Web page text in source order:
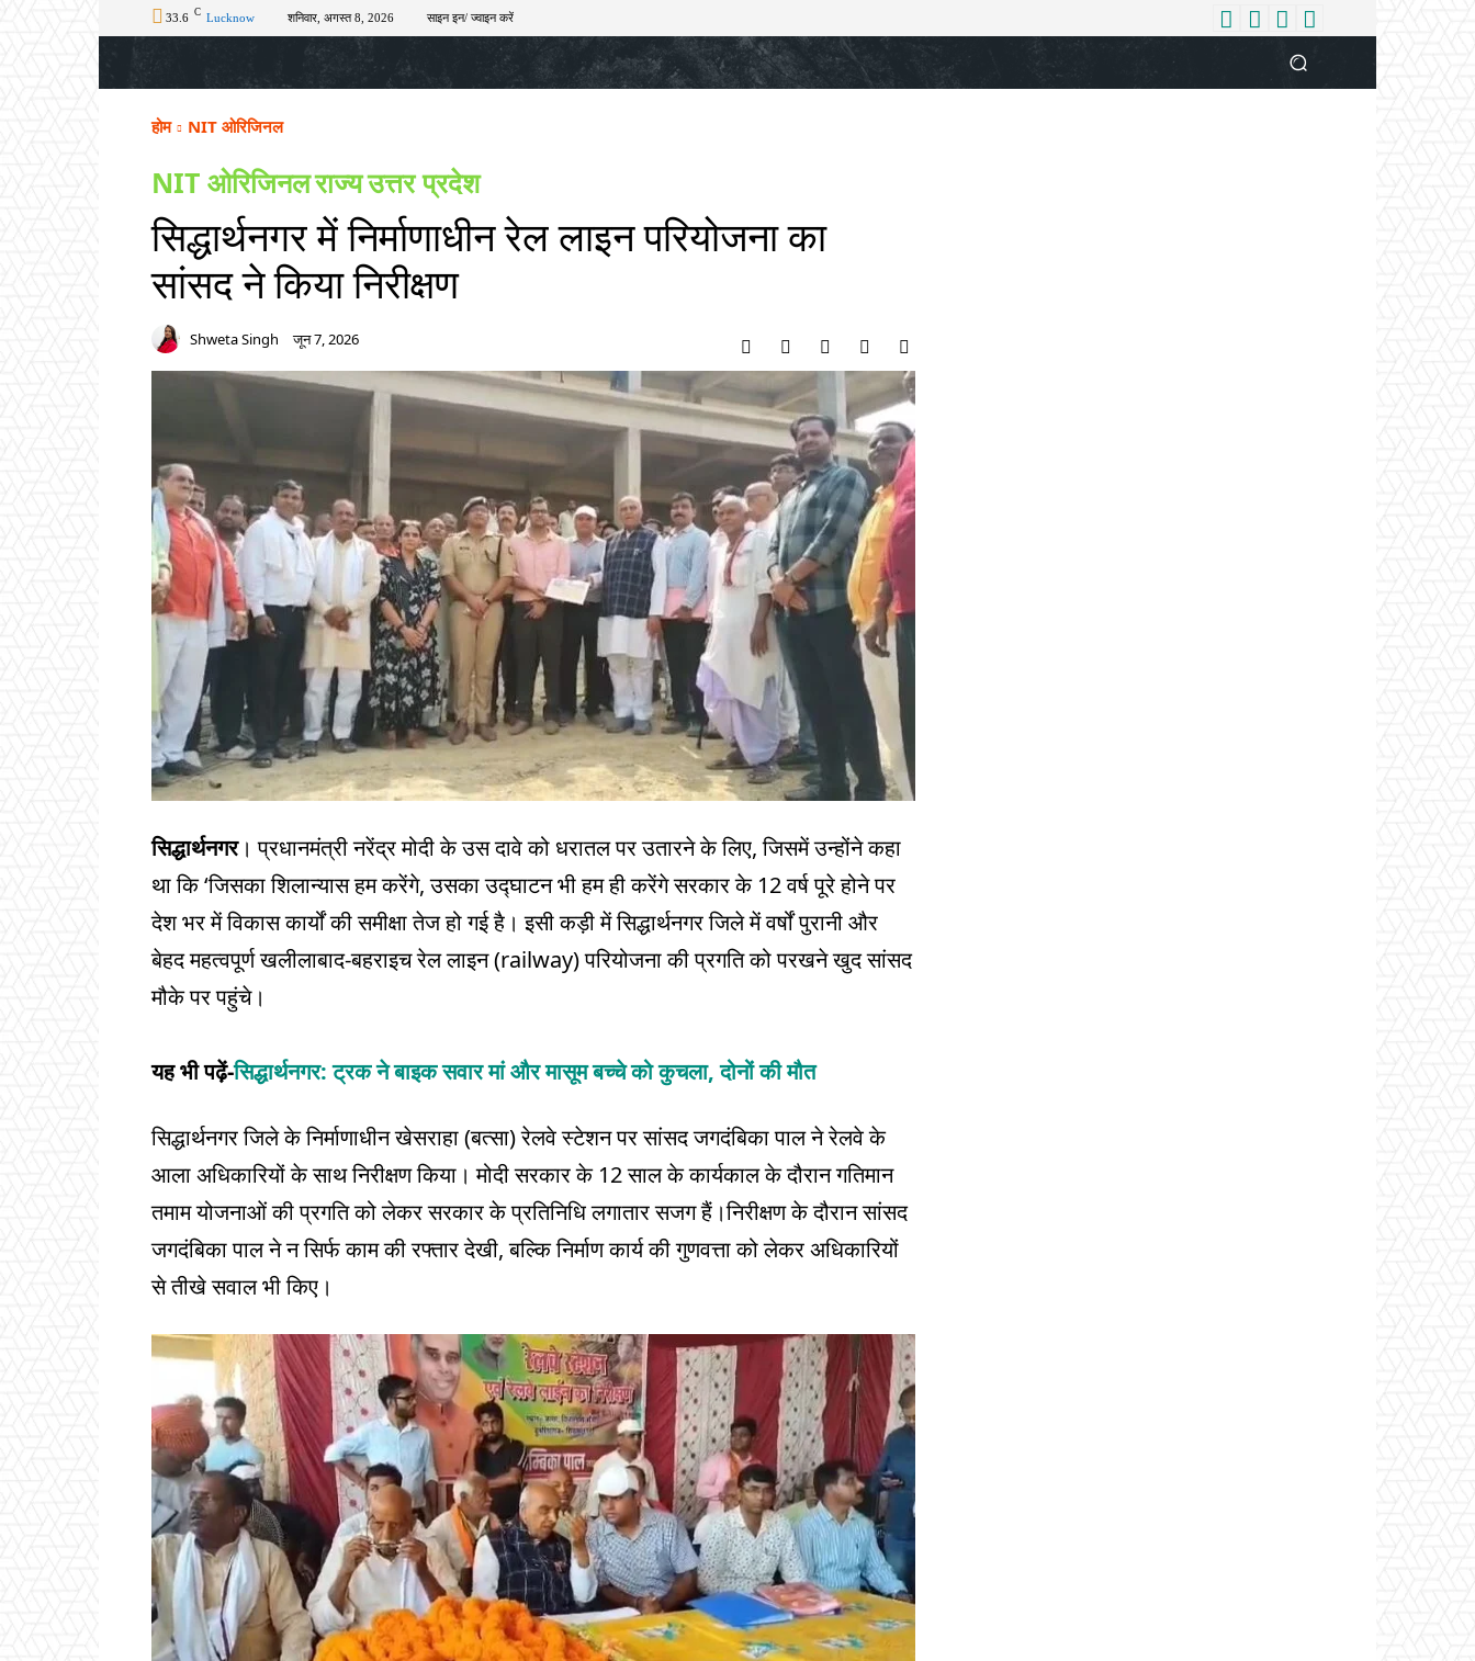
33.6 C Lucknow शनिवार, अगस्त 8, 2026 साइन इन/ ज्वाइन करें
अपराध चुनाव खेल टेक – ऑटो राज्य मनोरंजन लाइफस्टाइल बिजनेस आपकी आवाज
होम NIT ओरिजिनल
NIT ओरिजिनलराज्यउत्तर प्रदेश
सिद्धार्थनगर में निर्माणाधीन रेल लाइन परियोजना का
सांसद ने किया निरीक्षण
Shweta Singh जून 7, 2026
सिद्धार्थनगर। प्रधानमंत्री नरेंद्र मोदी के उस दावे को धरातल पर उतारने के लिए, जिसमें उन्होंने कहा
था कि ‘जिसका शिलान्यास हम करेंगे, उसका उद्घाटन भी हम ही करेंगे सरकार के 12 वर्ष पूरे होने पर
देश भर में विकास कार्यों की समीक्षा तेज हो गई है। इसी कड़ी में सिद्धार्थनगर जिले में वर्षों पुरानी और
बेहद महत्वपूर्ण खलीलाबाद-बहराइच रेल लाइन (railway) परियोजना की प्रगति को परखने खुद सांसद
मौके पर पहुंचे।
यह भी पढ़ें-सिद्धार्थनगर: ट्रक ने बाइक सवार मां और मासूम बच्चे को कुचला, दोनों की मौत
सिद्धार्थनगर जिले के निर्माणाधीन खेसराहा (बत्सा) रेलवे स्टेशन पर सांसद जगदंबिका पाल ने रेलवे के
आला अधिकारियों के साथ निरीक्षण किया। मोदी सरकार के 12 साल के कार्यकाल के दौरान गतिमान
तमाम योजनाओं की प्रगति को लेकर सरकार के प्रतिनिधि लगातार सजग हैं।​निरीक्षण के दौरान सांसद
जगदंबिका पाल ने न सिर्फ काम की रफ्तार देखी, बल्कि निर्माण कार्य की गुणवत्ता को लेकर अधिकारियों
से तीखे सवाल भी किए।